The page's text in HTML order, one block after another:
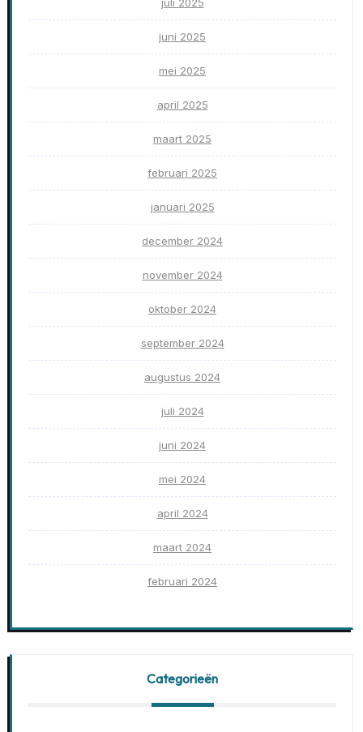
juni 2025
mei 2025
april 2025
maart 2025
februari 2025
januari 2025
december 2024
november 2024
oktober 2024
september 2024
augustus 2024
juli 2024
juni 2024
mei 2024
april 2024
maart 2024
februari 2024
Categorieën